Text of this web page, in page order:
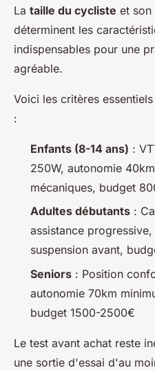
La taille du cycliste et son
déterminent les
indispensables pour une
agréable.
Voici les critères
:
Enfants (8-14 ans) :
250W, autonomie
mécaniques, budget
Adultes débutants :
assistance
suspension avant,
Seniors : Position
autonomie 70km
budget 1500-2500€
Le test avant achat reste
une sortie d'essai d'au